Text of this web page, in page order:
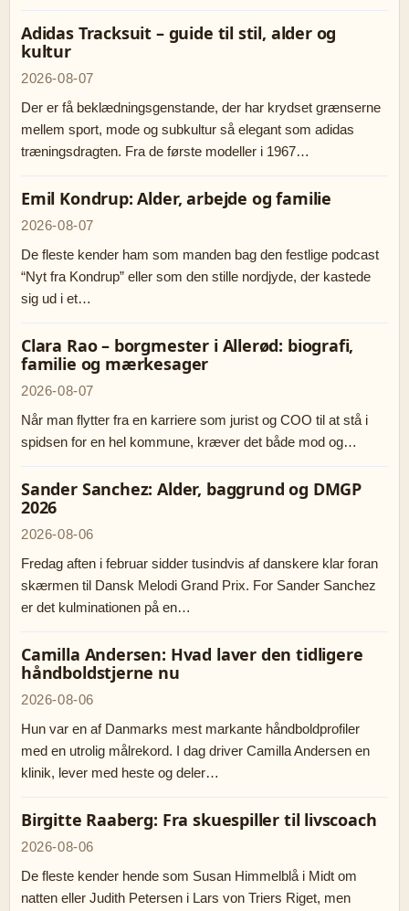
Adidas Tracksuit – guide til stil, alder og
kultur
2026-08-07
Der er få beklædningsgenstande, der har krydset grænserne
mellem sport, mode og subkultur så elegant som adidas
træningsdragten. Fra de første modeller i 1967…
Emil Kondrup: Alder, arbejde og familie
2026-08-07
De fleste kender ham som manden bag den festlige podcast
“Nyt fra Kondrup” eller som den stille nordjyde, der kastede
sig ud i et…
Clara Rao – borgmester i Allerød: biografi,
familie og mærkesager
2026-08-07
Når man flytter fra en karriere som jurist og COO til at stå i
spidsen for en hel kommune, kræver det både mod og…
Sander Sanchez: Alder, baggrund og DMGP
2026
2026-08-06
Fredag aften i februar sidder tusindvis af danskere klar foran
skærmen til Dansk Melodi Grand Prix. For Sander Sanchez
er det kulminationen på en…
Camilla Andersen: Hvad laver den tidligere
håndboldstjerne nu
2026-08-06
Hun var en af Danmarks mest markante håndboldprofiler
med en utrolig målrekord. I dag driver Camilla Andersen en
klinik, lever med heste og deler…
Birgitte Raaberg: Fra skuespiller til livscoach
2026-08-06
De fleste kender hende som Susan Himmelblå i Midt om
natten eller Judith Petersen i Lars von Triers Riget, men